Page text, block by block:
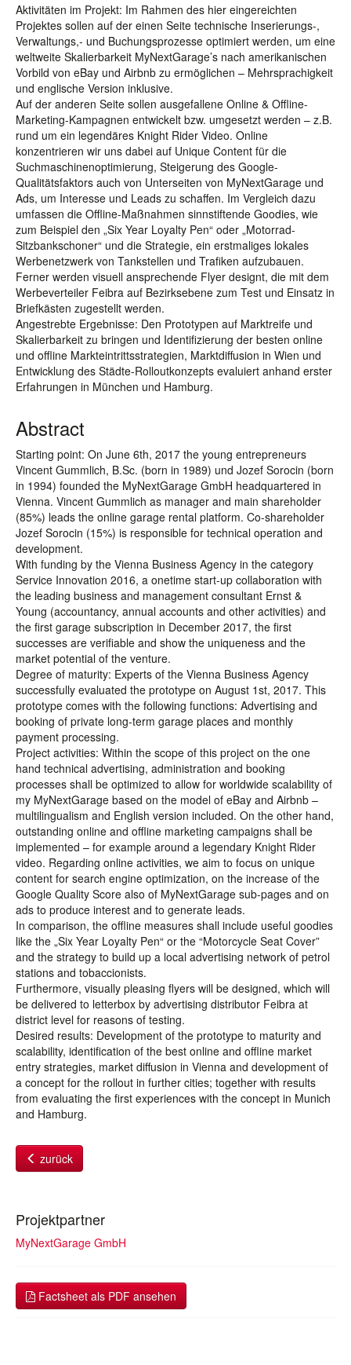
Aktivitäten im Projekt: Im Rahmen des hier eingereichten
Projektes sollen auf der einen Seite technische Inserierungs-,
Verwaltungs,- und Buchungsprozesse optimiert werden, um eine
weltweite Skalierbarkeit MyNextGarage’s nach amerikanischen
Vorbild von eBay und Airbnb zu ermöglichen – Mehrsprachigkeit
und englische Version inklusive.
Auf der anderen Seite sollen ausgefallene Online & Offline-
Marketing-Kampagnen entwickelt bzw. umgesetzt werden – z.B.
rund um ein legendäres Knight Rider Video. Online
konzentrieren wir uns dabei auf Unique Content für die
Suchmaschinenoptimierung, Steigerung des Google-
Qualitätsfaktors auch von Unterseiten von MyNextGarage und
Ads, um Interesse und Leads zu schaffen. Im Vergleich dazu
umfassen die Offline-Maßnahmen sinnstiftende Goodies, wie
zum Beispiel den „Six Year Loyalty Pen“ oder „Motorrad-
Sitzbankschoner“ und die Strategie, ein erstmaliges lokales
Werbenetzwerk von Tankstellen und Trafiken aufzubauen.
Ferner werden visuell ansprechende Flyer designt, die mit dem
Werbeverteiler Feibra auf Bezirksebene zum Test und Einsatz in
Briefkästen zugestellt werden.
Angestrebte Ergebnisse: Den Prototypen auf Marktreife und
Skalierbarkeit zu bringen und Identifizierung der besten online
und offline Markteintrittsstrategien, Marktdiffusion in Wien und
Entwicklung des Städte-Rolloutkonzepts evaluiert anhand erster
Erfahrungen in München und Hamburg.
Abstract
Starting point: On June 6th, 2017 the young entrepreneurs
Vincent Gummlich, B.Sc. (born in 1989) und Jozef Sorocin (born
in 1994) founded the MyNextGarage GmbH headquartered in
Vienna. Vincent Gummlich as manager and main shareholder
(85%) leads the online garage rental platform. Co-shareholder
Jozef Sorocin (15%) is responsible for technical operation and
development.
With funding by the Vienna Business Agency in the category
Service Innovation 2016, a onetime start-up collaboration with
the leading business and management consultant Ernst &
Young (accountancy, annual accounts and other activities) and
the first garage subscription in December 2017, the first
successes are verifiable and show the uniqueness and the
market potential of the venture.
Degree of maturity: Experts of the Vienna Business Agency
successfully evaluated the prototype on August 1st, 2017. This
prototype comes with the following functions: Advertising and
booking of private long-term garage places and monthly
payment processing.
Project activities: Within the scope of this project on the one
hand technical advertising, administration and booking
processes shall be optimized to allow for worldwide scalability of
my MyNextGarage based on the model of eBay and Airbnb –
multilingualism and English version included. On the other hand,
outstanding online and offline marketing campaigns shall be
implemented – for example around a legendary Knight Rider
video. Regarding online activities, we aim to focus on unique
content for search engine optimization, on the increase of the
Google Quality Score also of MyNextGarage sub-pages and on
ads to produce interest and to generate leads.
In comparison, the offline measures shall include useful goodies
like the „Six Year Loyalty Pen“ or the “Motorcycle Seat Cover”
and the strategy to build up a local advertising network of petrol
stations and tobaccionists.
Furthermore, visually pleasing flyers will be designed, which will
be delivered to letterbox by advertising distributor Feibra at
district level for reasons of testing.
Desired results: Development of the prototype to maturity and
scalability, identification of the best online and offline market
entry strategies, market diffusion in Vienna and development of
a concept for the rollout in further cities; together with results
from evaluating the first experiences with the concept in Munich
and Hamburg.
zurück
Projektpartner
MyNextGarage GmbH
Factsheet als PDF ansehen